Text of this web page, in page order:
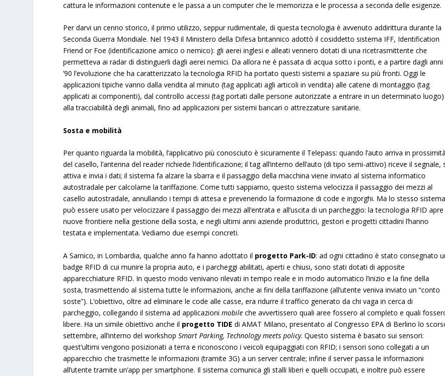
cattura le informazioni contenute e le passa a un computer che le memorizza e le processa a seconda delle esigenze.
Per darvi un cenno storico, il primo utilizzo, seppur rudimentale, di questa tecnologia è avvenuto addirittura durante la
Seconda Guerra Mondiale. Nel 1943 il Ministero della Difesa britannico adottò il cosiddetto sistema IFF, Identification
Friend or Foe (identificazione amico o nemico): gli aerei inglesi e alleati vennero dotati di una ricetrasmittente che
permetteva ai radar di distinguerli dagli aerei nemici. Da allora ne è passata di acqua sotto i ponti, e a partire dagli anni
’90 l’evoluzione che ha caratterizzato la tecnologia RFID ha portato questi sistemi a spaziare su più fronti. Oggi le
applicazioni tipiche vanno dalla vendita al minuto (tag applicati agli articoli in vendita) alle catene di montaggio (tag
applicati ai componenti), dal controllo accessi (tag portati dalle persone autorizzate a entrare in un determinato luogo)
alla tracciabilità degli animali, fino ad applicazioni per sistemi bancari o attrezzature sanitarie.
Sosta e mobilità
Per quanto riguarda la mobilità, l’applicativo più conosciuto è sicuramente il Telepass: quando l’auto arriva in prossimità
del casello, l’antenna del reader richiede l’identificazione; il tag all’interno dell’auto (di tipo semi-attivo) riceve il segnale,
attiva e invia i dati; il sistema fa alzare la sbarra e il passaggio della macchina viene inviato al sistema informatico
autostradale per calcolarne la tariffazione. Come tutti sappiamo, questo sistema velocizza il passaggio dei mezzi al
casello autostradale, annullando i tempi di attesa e prevenendo la formazione di code e ingorghi. Ma lo stesso sistema
può essere usato per velocizzare il passaggio dei mezzi all’entrata e all’uscita di un parcheggio: la tecnologia RFID apre
nuove frontiere nella gestione della sosta, e negli ultimi anni aziende produttrici, gestori e progetti cittadini l’hanno
testata e implementata. Vediamo due esempi concreti.
A Sarnico, in Lombardia, qualche anno fa hanno adottato il progetto Park-ID: ad ogni cittadino è stato consegnato
badge RFID di cui munire la propria auto, e i parcheggi abilitati, aperti e chiusi, sono stati dotati di apposite
apparecchiature RFID. In questo modo venivano rilevati in tempo reale e in modo automatico l’inizio e la fine della
sosta, trasmettendo al sistema tutte le informazioni, anche ai fini della tariffazione (all’utente veniva inviato un “conto
soste”). L’obiettivo, oltre ad eliminare le code alle casse, era ridurre il traffico generato da chi vaga in cerca di
parcheggio, collegando il sistema ad applicazionimobileche avvertissero quali aree fossero al completo e quali
libere. Ha un simile obiettivo anche il progetto TIDEdi AMAT Milano, presentato al Congresso EPA di Berlino lo
settembre, all’interno del workshopSmart Parking, Technology meets policy. Questo sistema è basato sui sensori:
quest’ultimi vengono posizionati a terra e riconoscono i veicoli equipaggiati con RFID; i sensori sono collegati a un
apparecchio che trasmette le informazioni (tramite 3G) a un server centrale; infine il server passa le informazioni
all’utente tramite un’app per smartphone. Il sistema comunica gli stalli liberi e quelli occupati, e inoltre può essere